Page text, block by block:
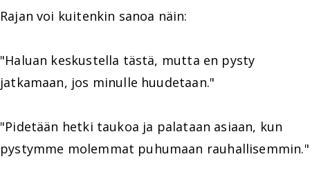
Rajan voi kuitenkin sanoa näin:
"Haluan keskustella tästä, mutta en pysty
jatkamaan, jos minulle huudetaan."
"Pidetään hetki taukoa ja palataan asiaan, kun
pystymme molemmat puhumaan rauhallisemmin."